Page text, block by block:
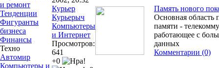
и ремонт
Тенденции
Фигуранты
бизнеса
Финансы
Техно
Автомир
Компьютеры и
Курьер
Курьерыч
Компьютеры
и Интернет
Просмотров:
641
+0
Память нового
Основная область
памяти -
работающее с
данных
Комментарии (0)